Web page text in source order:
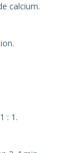
calcium.
: 1.